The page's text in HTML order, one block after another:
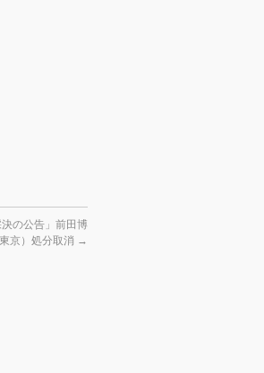
の公告」前田博
京）処分取消 →